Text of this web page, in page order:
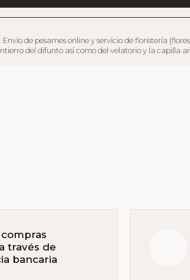
de pesames online y servicio de floristería
del difunto así como del velatorio y la capilla
compras
través de
bancaria